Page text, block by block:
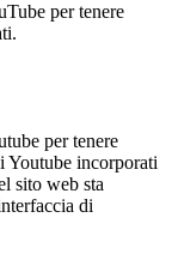
per tenere
per tenere
Youtube incorporati
sito web sta
di